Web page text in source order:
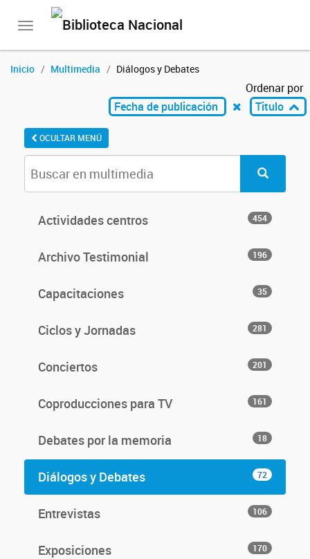
Toggle
Inicio Multimedia Diálogos y Debates
Ordenar por
Fecha de publicación
Titulo
OCULTAR MENÚ
Actividades centros 454
Archivo Testimonial 196
Capacitaciones 35
Ciclos y Jornadas 281
Conciertos 201
Coproducciones para TV 161
Debates por la memoria 18
Diálogos y Debates 72
Entrevistas 106
Exposiciones 170